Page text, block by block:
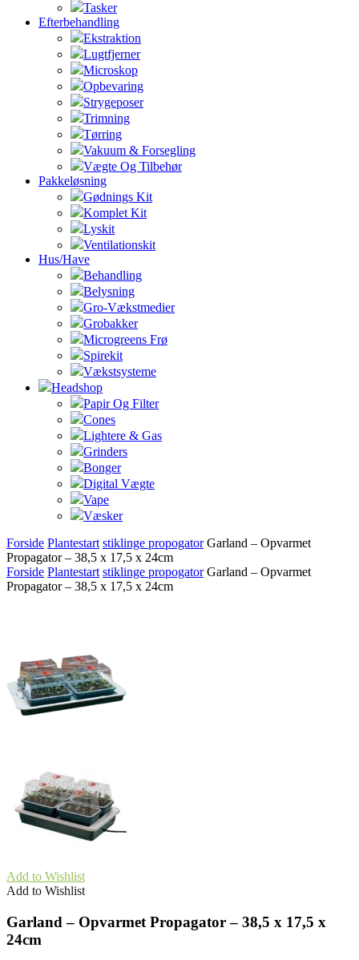
Tasker
Efterbehandling
Ekstraktion
Lugtfjerner
Microskop
Opbevaring
Strygeposer
Trimning
Tørring
Vakuum & Forsegling
Vægte Og Tilbehør
Pakkeløsning
Gødnings Kit
Komplet Kit
Lyskit
Ventilationskit
Hus/Have
Behandling
Belysning
Gro-Vækstmedier
Grobakker
Microgreens Frø
Spirekit
Vækstsysteme
Headshop
Papir Og Filter
Cones
Lightere & Gas
Grinders
Bonger
Digital Vægte
Vape
Væsker
Forside Plantestart stiklinge propogator Garland – Opvarmet
Propagator – 38,5 x 17,5 x 24cm
Forside Plantestart stiklinge propogator Garland – Opvarmet
Propagator – 38,5 x 17,5 x 24cm
Add to Wishlist
Add to Wishlist
Garland – Opvarmet Propagator – 38,5 x 17,5 x
24cm